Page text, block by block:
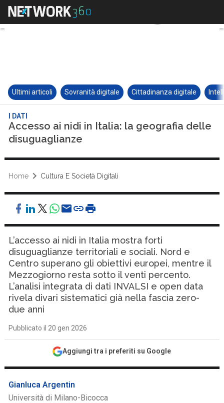
Ultimi articoli Sovranità digitale Cittadinanza digitale
I DATI
Accesso ai nidi in Italia: la geografia delle
disuguaglianze
Home Cultura E Società Digitali
L’accesso ai nidi in Italia mostra forti
disuguaglianze territoriali e sociali. Nord e
Centro superano gli obiettivi europei, mentre il
Mezzogiorno resta sotto il venti percento.
L’analisi integrata di dati INVALSI e open data
rivela divari sistematici già nella fascia zero-
due anni
Pubblicato il 20 gen 2026
Aggiungi tra i preferiti su Google
Gianluca Argentin
Università di Milano-Bicocca